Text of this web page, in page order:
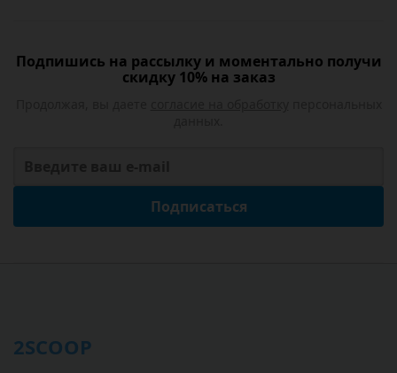
Подпишись на рассылку и моментально получи
скидку 10% на заказ
Подписаться
2SCOOP